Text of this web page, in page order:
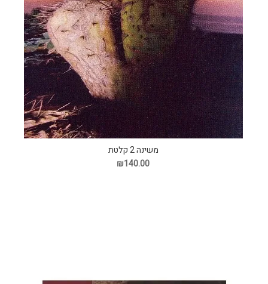
משינה 2 קלטת
₪140.00